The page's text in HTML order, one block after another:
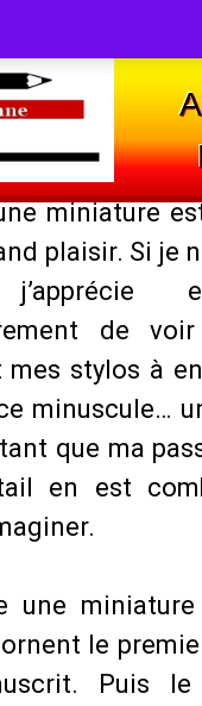
miniature
plaisir. Si je
de
mes stylos à
minuscule…
que ma
en est
une
le
Puis